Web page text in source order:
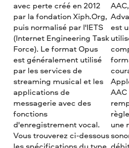
avec perte créé en 2012
par la fondation Xiph.Org,
puis normalisé par l'IETS
(Internet Engineering Task
Force). Le format Opus
est généralement utilisé
par les services de
streaming musical et les
applications de
messagerie avec des
fonctions
d'enregistrement vocal.
Vous trouverez ci-dessous
est
une